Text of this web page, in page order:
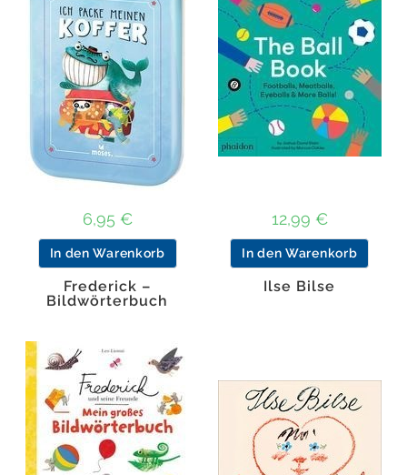
6,95 €
In den Warenkorb
12,99 €
In den Warenkorb
Frederick –
Bildwörterbuch
Ilse Bilse